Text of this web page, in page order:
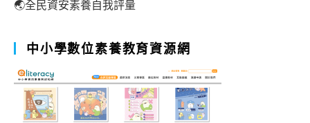
🌏全民資安素養自我評量
中小學數位素養教育資源網